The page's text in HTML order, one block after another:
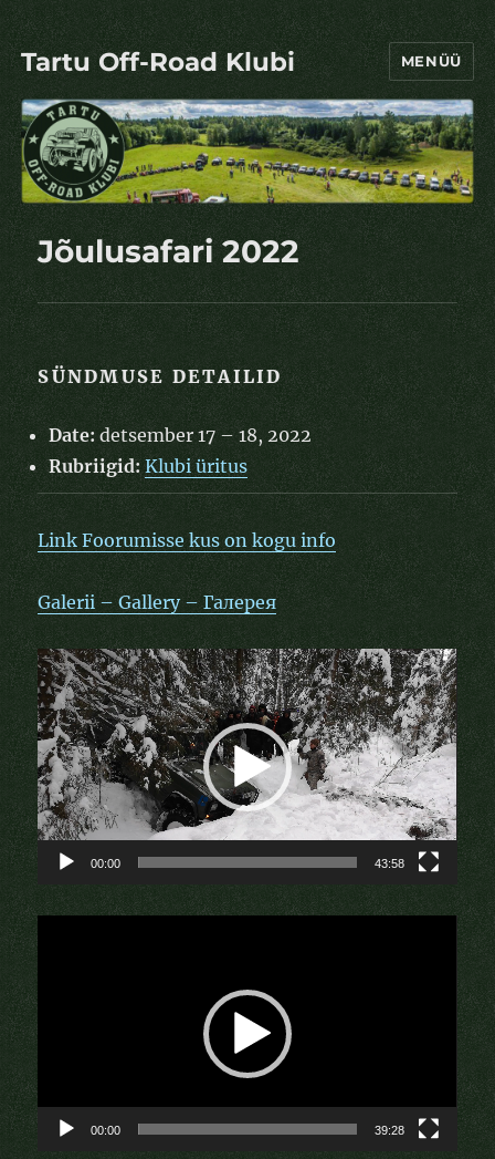
Tartu Off-Road Klubi MENÜÜ
Jõulusafari 2022
SÜNDMUSE DETAILID
Date: detsember 17 –18, 2022
Rubriigid: Klubi üritus
Link Foorumisse kus on kogu info
Galerii – Gallery – Галерея
Videoesitaja
00:00 43:58
00:00 39:28